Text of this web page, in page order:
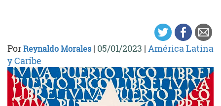
PorReynaldo Morales | 05/01/2023 | América Latina
y Caribe